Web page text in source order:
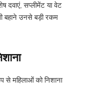
दवाएं, सप्लीमेंट या वेट
बहाने उनसे बड़ी रकम
से महिलाओं को निशाना